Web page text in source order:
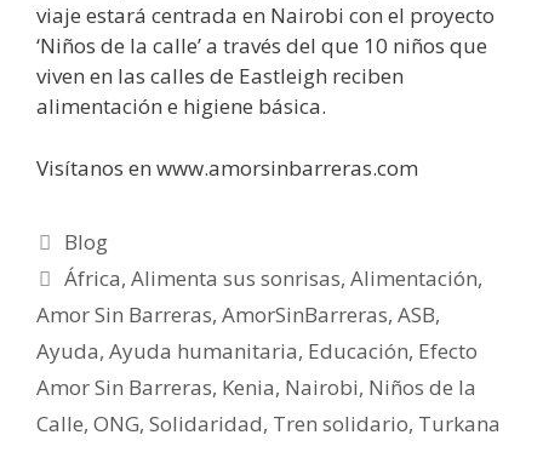
viaje estará centrada en Nairobi con el proyecto
‘Niños de la calle’ a través del que 10 niños que
viven en las calles de Eastleigh reciben
alimentación e higiene básica.
Visítanos en www.amorsinbarreras.com
Blog
África,Alimenta sus sonrisas,Alimentación,
Amor Sin Barreras, AmorSinBarreras, ASB,
Ayuda, Ayuda humanitaria, Educación, Efecto
Amor Sin Barreras, Kenia, Nairobi, Niños de la
Calle, ONG, Solidaridad, Tren solidario, Turkana